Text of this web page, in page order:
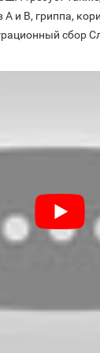
и В, гриппа,
сбор